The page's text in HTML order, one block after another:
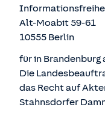
Alt-Moabit 59-61
10555 Berlin
für in
Die
das Recht auf
Stahnsdorfer